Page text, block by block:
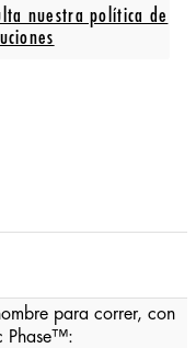
nuestra política de
para correr, con
Phase™: